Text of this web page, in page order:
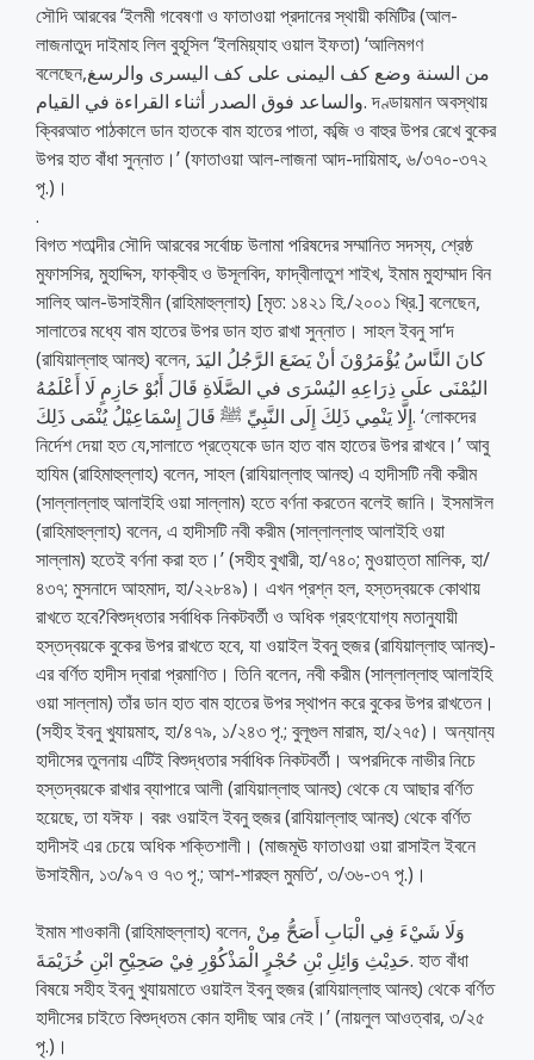
সৌদি আরবের ‘ইলমী গবেষণা ও ফাতাওয়া প্রদানের স্থায়ী কমিটির (আল-
লাজনাতুদ দাইমাহ লিল বুহূসিল ‘ইলমিয়্যাহ ওয়াল ইফতা) ‘আলিমগণ
বলেছেন,من السنة وضع كف اليمنى على كف اليسرى والرسغ
والساعد فوق الصدر أثناء القراءة في القيام. দণ্ডায়মান অবস্থায়
ক্বিরআত পাঠকালে ডান হাতকে বাম হাতের পাতা, কব্জি ও বাহুর উপর রেখে বুকের
উপর হাত বাঁধা সুন্নাত।’ (ফাতাওয়া আল-লাজনা আদ-দায়িমাহ, ৬/৩৭০-৩৭২
পৃ.)।
.
বিগত শতাব্দীর সৌদি আরবের সর্বোচ্চ উলামা পরিষদের সম্মানিত সদস্য, শ্রেষ্ঠ
মুফাসসির, মুহাদ্দিস, ফাক্বীহ ও উসূলবিদ, ফাদ্বীলাতুশ শাইখ, ইমাম মুহাম্মাদ বিন
সালিহ আল-উসাইমীন (রাহিমাহুল্লাহ) [মৃত: ১৪২১ হি./২০০১ খ্রি.] বলেছেন,
সালাতের মধ্যে বাম হাতের উপর ডান হাত রাখা সুন্নাত। সাহল ইবনু সা‘দ
(রাযিয়াল্লাহু আনহু) বলেন, كانَ النَّاسُ يُؤْمَرُوْنَ أنْ يَضَعَ الرَّجُلُ اليَدَ
اليُمْنَى علَى ذِرَاعِهِ اليُسْرَى في الصَّلَاةِ قَالَ أَبُوْ حَازِمٍ لَا أَعْلَمُهُ
إِلَّا يَنْمِي ذَلِكَ إِلَى النَّبِيِّ ﷺ قَالَ إِسْمَاعِيْلُ يُنْمَى ذَلِكَ. ‘লোকদের
নির্দেশ দেয়া হত যে,সালাতে প্রত্যেকে ডান হাত বাম হাতের উপর রাখবে।’ আবু
হাযিম (রাহিমাহুল্লাহ) বলেন, সাহল (রাযিয়াল্লাহু আনহু) এ হাদীসটি নবী করীম
(সাল্লাল্লাহু আলাইহি ওয়া সাল্লাম) হতে বর্ণনা করতেন বলেই জানি। ইসমাঈল
(রাহিমাহুল্লাহ) বলেন, এ হাদীসটি নবী করীম (সাল্লাল্লাহু আলাইহি ওয়া
সাল্লাম) হতেই বর্ণনা করা হত।’ (সহীহ বুখারী, হা/৭৪০; মুওয়াত্তা মালিক, হা/
৪৩৭; মুসনাদে আহমাদ, হা/২২৮৪৯)। এখন প্রশ্ন হল, হস্তদ্বয়কে কোথায়
রাখতে হবে?বিশুদ্ধতার সর্বাধিক নিকটবর্তী ও অধিক গ্রহণযোগ্য মতানুযায়ী
হস্তদ্বয়কে বুকের উপর রাখতে হবে, যা ওয়াইল ইবনু হুজর (রাযিয়াল্লাহু আনহু)-
এর বর্ণিত হাদীস দ্বারা প্রমাণিত। তিনি বলেন, নবী করীম (সাল্লাল্লাহু আলাইহি
ওয়া সাল্লাম) তাঁর ডান হাত বাম হাতের উপর স্থাপন করে বুকের উপর রাখতেন।
(সহীহ ইবনু খুযায়মাহ, হা/৪৭৯, ১/২৪৩ পৃ.; বুলূগুল মারাম, হা/২৭৫)। অন্যান্য
হাদীসের তুলনায় এটিই বিশুদ্ধতার সর্বাধিক নিকটবর্তী। অপরদিকে নাভীর নিচে
হস্তদ্বয়কে রাখার ব্যাপারে আলী (রাযিয়াল্লাহু আনহু) থেকে যে আছার বর্ণিত
হয়েছে, তা যঈফ। বরং ওয়াইল ইবনু হুজর (রাযিয়াল্লাহু আনহু) থেকে বর্ণিত
হাদীসই এর চেয়ে অধিক শক্তিশালী। (মাজমূঊ ফাতাওয়া ওয়া রাসাইল ইবনে
উসাইমীন, ১৩/৯৭ ও ৭৩ পৃ.; আশ-শারহুল মুমতি‘, ৩/৩৬-৩৭ পৃ.)।
ইমাম শাওকানী (রাহিমাহুল্লাহ) বলেন, وَلَا شَيْءَ فِي الْبَابِ أَصَحُّ مِنْ
حَدِيْثِ وَائِلِ بْنِ حُجْرٍ الْمَذْكُوْرِ فِيْ صَحِيْحِ ابْنِ خُزَيْمَةَ. হাত বাঁধা
বিষয়ে সহীহ ইবনু খুযায়মাতে ওয়াইল ইবনু হুজর (রাযিয়াল্লাহু আনহু) থেকে বর্ণিত
হাদীসের চাইতে বিশুদ্ধতম কোন হাদীছ আর নেই।’ (নায়লুল আওত্বার, ৩/২৫
পৃ.)।